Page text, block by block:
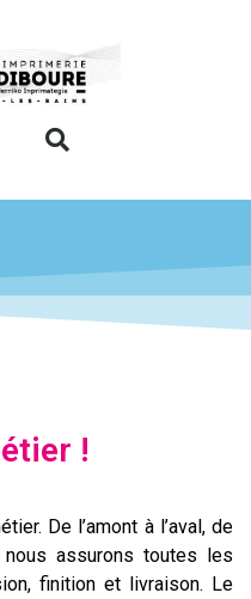
étier !
De l’amont à l’aval, de
assurons toutes les
finition et livraison. Le